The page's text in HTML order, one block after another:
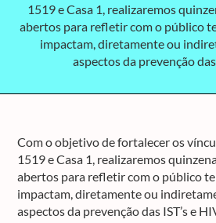
1519 e Casa 1, realizaremos
abertos para refletir com o público
impactam, diretamente ou
aspectos da prevenção das
Com o objetivo de fortalecer os
1519 e Casa 1, realizaremos
abertos para refletir com o público
impactam, diretamente ou
aspectos da prevenção das IST’s e